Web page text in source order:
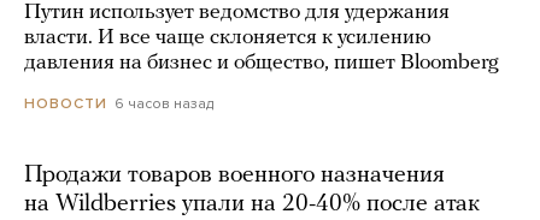
Путин использует ведомство для удержания
власти. И все чаще склоняется к усилению
давления на бизнес и общество, пишет Bloomberg
НОВОСТИ 6 часов назад
Продажи товаров военного назначения
на Wildberries упали на 20-40% после атак